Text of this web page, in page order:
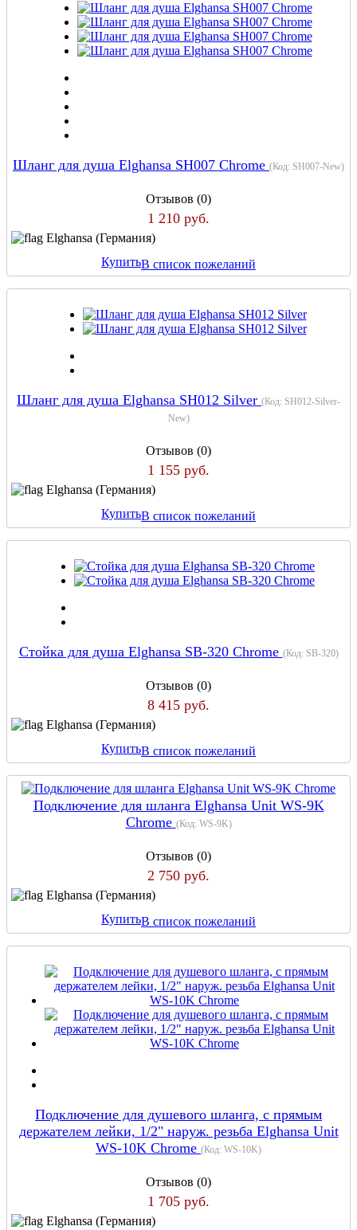
Шланг для душа Elghansa SH007 Chrome (Код: SH007-New)
Отзывов (0)
1 210 руб.
Elghansa (Германия)
КупитьВ список пожеланий
Шланг для душа Elghansa SH012 Silver (Код: SH012-Silver-
New)
Отзывов (0)
1 155 руб.
Elghansa (Германия)
КупитьВ список пожеланий
Стойка для душа Elghansa SB-320 Chrome (Код: SB-320)
Отзывов (0)
8 415 руб.
Elghansa (Германия)
КупитьВ список пожеланий
Подключение для шланга Elghansa Unit WS-9K
Chrome (Код: WS-9K)
Отзывов (0)
2 750 руб.
Elghansa (Германия)
КупитьВ список пожеланий
Подключение для душевого шланга, с прямым
держателем лейки, 1/2" наруж. резьба Elghansa Unit
WS-10K Chrome (Код: WS-10K)
Отзывов (0)
1 705 руб.
Elghansa (Германия)